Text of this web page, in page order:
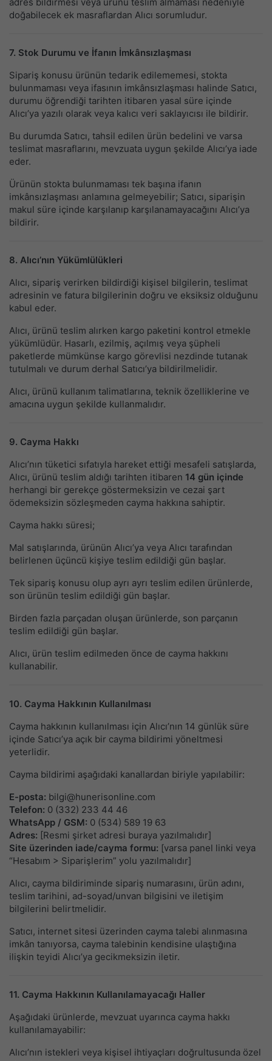
doğabilecek ek masraflardan Alıcı sorumludur.
7. Stok Durumu ve İfanın İmkânsızlaşması
Sipariş konusu ürünün tedarik edilememesi, stokta
bulunmaması veya ifasının imkânsızlaşması halinde Satıcı,
durumu öğrendiği tarihten itibaren yasal süre içinde
Alıcı’ya yazılı olarak veya kalıcı veri saklayıcısı ile bildirir.
Bu durumda Satıcı, tahsil edilen ürün bedelini ve varsa
teslimat masraflarını, mevzuata uygun şekilde Alıcı’ya iade
eder.
Ürünün stokta bulunmaması tek başına ifanın
imkânsızlaşması anlamına gelmeyebilir; Satıcı, siparişin
makul süre içinde karşılanıp karşılanamayacağını Alıcı’ya
bildirir.
8. Alıcı’nın Yükümlülükleri
Alıcı, sipariş verirken bildirdiği kişisel bilgilerin, teslimat
adresinin ve fatura bilgilerinin doğru ve eksiksiz olduğunu
kabul eder.
Alıcı, ürünü teslim alırken kargo paketini kontrol etmekle
yükümlüdür. Hasarlı, ezilmiş, açılmış veya şüpheli
paketlerde mümkünse kargo görevlisi nezdinde tutanak
tutulmalı ve durum derhal Satıcı’ya bildirilmelidir.
Alıcı, ürünü kullanım talimatlarına, teknik özelliklerine ve
amacına uygun şekilde kullanmalıdır.
9. Cayma Hakkı
Alıcı’nın tüketici sıfatıyla hareket ettiği mesafeli satışlarda,
Alıcı, ürünü teslim aldığı tarihten itibaren 14 gün içinde
herhangi bir gerekçe göstermeksizin ve cezai şart
ödemeksizin sözleşmeden cayma hakkına sahiptir.
Cayma hakkı süresi;
Mal satışlarında, ürünün Alıcı’ya veya Alıcı tarafından
belirlenen üçüncü kişiye teslim edildiği gün başlar.
Tek sipariş konusu olup ayrı ayrı teslim edilen ürünlerde,
son ürünün teslim edildiği gün başlar.
Birden fazla parçadan oluşan ürünlerde, son parçanın
teslim edildiği gün başlar.
Alıcı, ürün teslim edilmeden önce de cayma hakkını
kullanabilir.
10. Cayma Hakkının Kullanılması
Cayma hakkının kullanılması için Alıcı’nın 14 günlük süre
içinde Satıcı’ya açık bir cayma bildirimi yöneltmesi
yeterlidir.
Cayma bildirimi aşağıdaki kanallardan biriyle yapılabilir:
E-posta: bilgi@hunerisonline.com
Telefon: 0 (332) 233 44 46
WhatsApp / GSM: 0 (534) 589 19 63
Adres: [Resmi şirket adresi buraya yazılmalıdır]
Site üzerinden iade/cayma formu: [varsa panel linki veya
“Hesabım > Siparişlerim” yolu yazılmalıdır]
Alıcı, cayma bildiriminde sipariş numarasını, ürün adını,
teslim tarihini, ad-soyad/unvan bilgisini ve iletişim
bilgilerini belirtmelidir.
Satıcı, internet sitesi üzerinden cayma talebi alınmasına
imkân tanıyorsa, cayma talebinin kendisine ulaştığına
ilişkin teyidi Alıcı’ya gecikmeksizin iletir.
11. Cayma Hakkının Kullanılamayacağı Haller
Aşağıdaki ürünlerde, mevzuat uyarınca cayma hakkı
kullanılamayabilir:
Alıcı’nın istekleri veya kişisel ihtiyaçları doğrultusunda özel